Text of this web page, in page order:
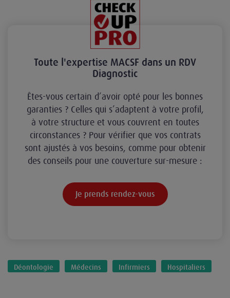
Toute l'expertise MACSF dans un RDV
Diagnostic
Êtes-vous certain d’avoir opté pour les bonnes
garanties ? Celles qui s’adaptent à votre profil,
à votre structure et vous couvrent en toutes
circonstances ? Pour vérifier que vos contrats
sont ajustés à vos besoins, comme pour obtenir
des conseils pour une couverture sur-mesure :
Je prends rendez-vous
Déontologie Médecins Infirmiers Hospitaliers